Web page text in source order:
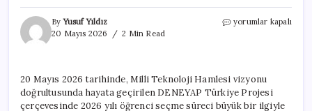
ByYusuf Yıldız
20 Mayıs 2026
2 Min Read
DENEYAP
mı?
Sonuçlara
Nereden
yorumlar kapalı
20 Mayıs 2026 tarihinde, Milli Teknoloji Hamlesi vizyonu
doğrultusunda hayata geçirilen DENEYAP Türkiye Projesi
çerçevesinde 2026 yılı öğrenci seçme süreci büyük bir ilgiyle